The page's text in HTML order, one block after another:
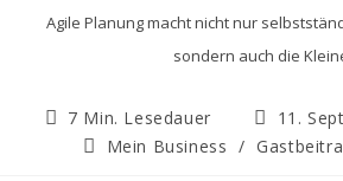
Agile Planung macht nicht nur
sondern auch die
Lesedauer:
7 Min. Lesedauer
Beitrag
11.
Beitrags-
Mein Business /